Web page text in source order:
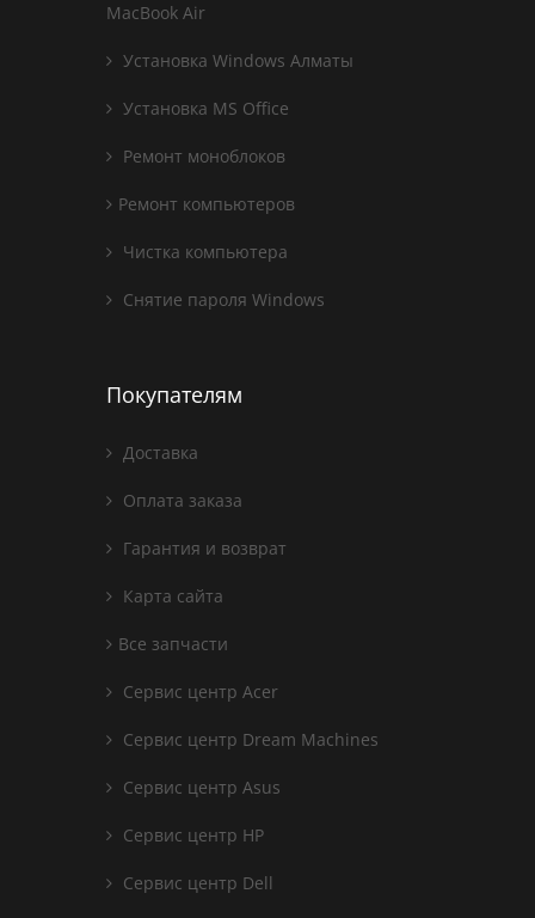
MacBook Air
Установка Windows Алматы
Установка MS Office
Ремонт моноблоков
Ремонт компьютеров
Чистка компьютера
Снятие пароля Windows
Покупателям
Доставка
Оплата заказа
Гарантия и возврат
Карта сайта
Все запчасти
Сервис центр Acer
Сервис центр Dream Machines
Сервис центр Asus
Сервис центр HP
Сервис центр Dell